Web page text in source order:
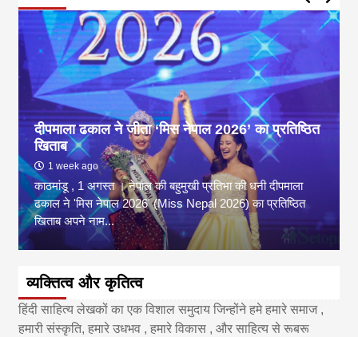
दीपमाला ढकाल ने जीता ‘मिस नेपाल 2026’ का प्रतिष्ठित
खिताब
1 week ago
काठमांडू , 1 अगस्त । नेपाल की बहुमुखी प्रतिभा की धनी दीपमाला
ढकाल ने 'मिस नेपाल 2026' (Miss Nepal 2026) का प्रतिष्ठित
खिताब अपने नाम...
व्यक्तित्व और कृतित्व
हिंदी साहित्य लेखकों का एक विशाल समुदाय जिन्होंने हमे हमारे समाज ,
हमारी संस्कृति, हमारे उधभव , हमारे विकास , और साहित्य से रूबरू